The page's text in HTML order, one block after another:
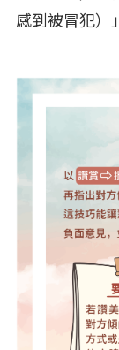
感到被冒犯）